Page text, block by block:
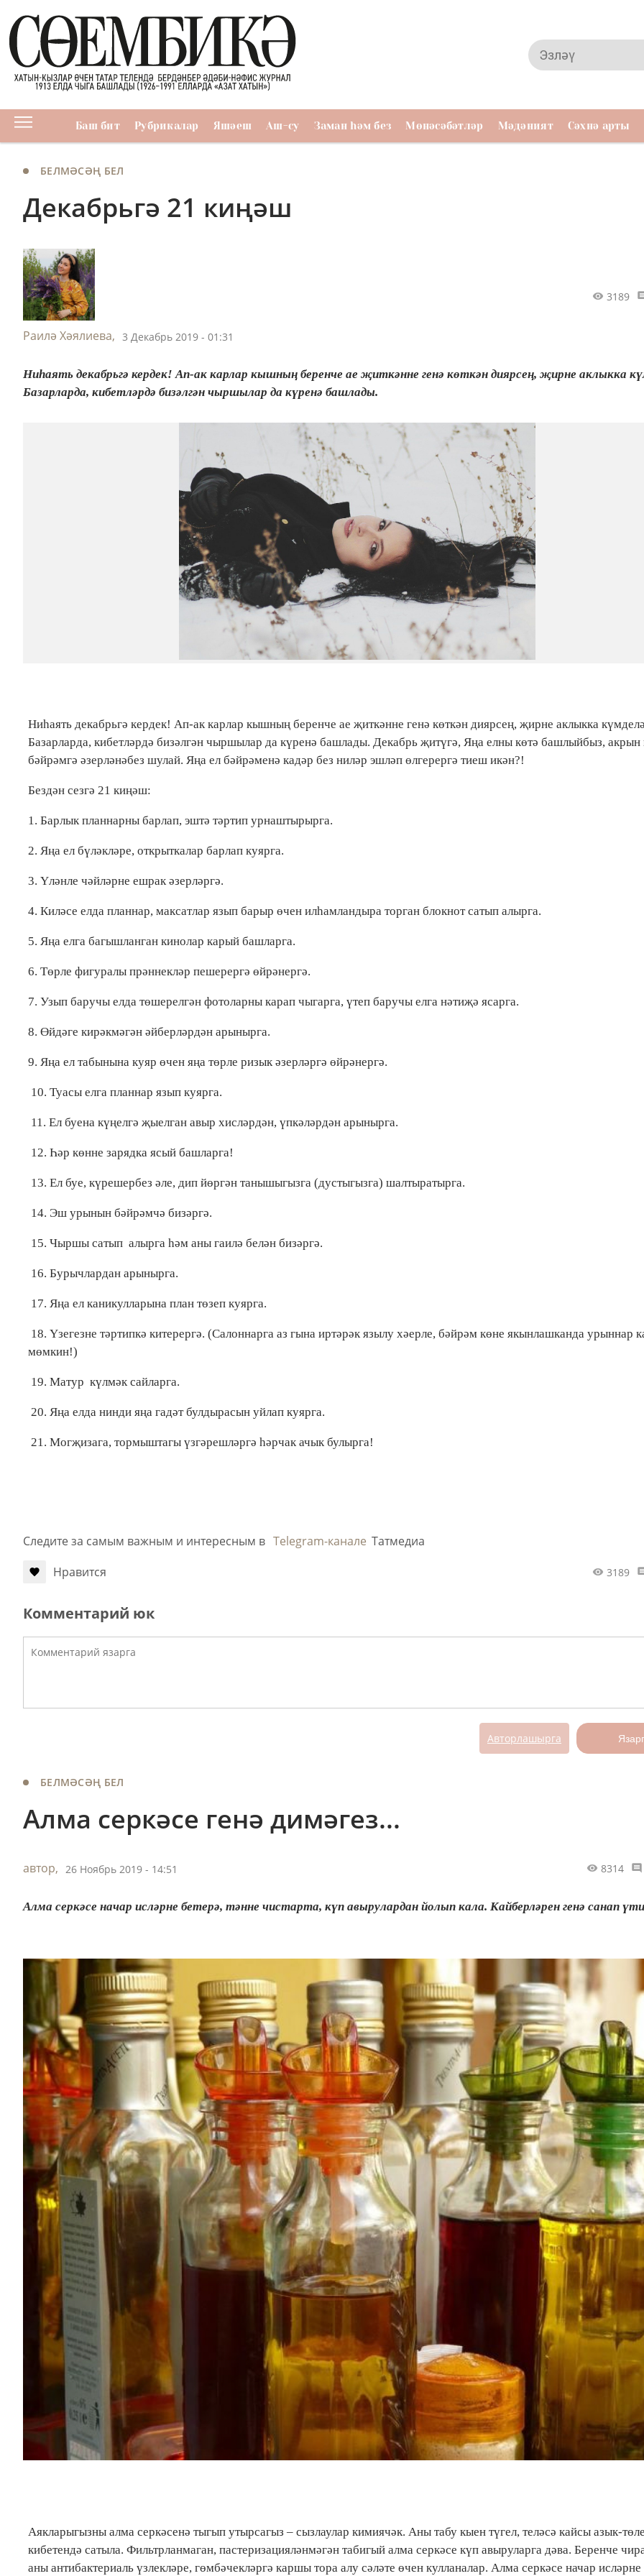
Баш бит Рубрикалар Яшәеш Аш-су Заман һәм без Мөнәсәбәтләр Мәдәният Сәхнә арты
БЕЛМӘСӘҢ БЕЛ
Декабрьгә 21 киңәш
Раилә Хәялиева, 3 Декабрь 2019 - 01:31
3189
Ниһаять декабрьгә кердек! Ап-ак карлар кышның беренче ае җиткәнне генә көткән диярсең, җирне аклыкка
Базарларда, кибетләрдә бизәлгән чыршылар да күренә башлады.
Ниһаять декабрьгә кердек! Ап-ак карлар кышның беренче ае җиткәнне генә көткән диярсең, җирне аклыкка
Базарларда, кибетләрдә бизәлгән чыршылар да күренә башлады. Декабрь җитүгә, Яңа елны көтә башлыйбыз, акрын
бәйрәмгә әзерләнәбез шулай. Яңа ел бәйрәменә кадәр без ниләр эшләп өлгерергә тиеш икән?!
Бездән сезгә 21 киңәш:
1. Барлык планнарны барлап, эштә тәртип урнаштырырга.
2. Яңа ел бүләкләре, открыткалар барлап куярга.
3. Үләнле чәйләрне ешрак әзерләргә.
4. Киләсе елда планнар, максатлар язып барыр өчен илһамландыра торган блокнот сатып алырга.
5. Яңа елга багышланган кинолар карый башларга.
6. Төрле фигуралы прәннекләр пешерергә өйрәнергә.
7. Узып баручы елда төшерелгән фотоларны карап чыгарга, үтеп баручы елга нәтиҗә ясарга.
8. Өйдәге кирәкмәгән әйберләрдән арынырга.
9. Яңа ел табынына куяр өчен яңа төрле ризык әзерләргә өйрәнергә.
10. Туасы елга планнар язып куярга.
11. Ел буена күңелгә җыелган авыр хисләрдән, үпкәләрдән арынырга.
12. Һәр көнне зарядка ясый башларга!
13. Ел буе, күрешербез әле, дип йөргән танышыгызга (дустыгызга) шалтыратырга.
14. Эш урынын бәйрәмчә бизәргә.
15. Чыршы сатып алырга һәм аны гаилә белән бизәргә.
16. Бурычлардан арынырга.
17. Яңа ел каникулларына план төзеп куярга.
18. Үзегезне тәртипкә китерергә. (Салоннарга аз гына иртәрәк язылу хәерле, бәйрәм көне якынлашканда урыннар
мөмкин!)
19. Матур күлмәк сайларга.
20. Яңа елда нинди яңа гадәт булдырасын уйлап куярга.
21. Могҗизага, тормыштагы үзгәрешләргә һәрчак ачык булырга!
Следите за самым важным и интересным в Telegram-канале Татмедиа
Нравится
3189
Комментарий юк
Авторлашырга
БЕЛМӘСӘҢ БЕЛ
Алма серкәсе генә димәгез...
автор, 26 Ноябрь 2019 - 14:51 8314
Алма серкәсе начар исләрне бетерә, тәнне чистарта, күп авырулардан йолып кала. Кайберләрен генә санап
Аякларыгызны алма серкәсенә тыгып утырсагыз – сызлаулар кимиячәк. Аны табу кыен түгел, теләсә кайсы азык-
кибетендә сатыла. Фильтрланмаган, пастеризацияләнмәгән табигый алма серкәсе күп авыруларга дәва. Беренче
аны антибактериаль үзлекләре, гөмбәчекләргә каршы тора алу сәләте өчен кулланалар. Алма серкәсе начар исләрне